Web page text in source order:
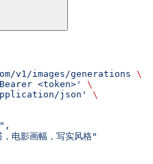
v1/images/generations \
<token>'
\
json'
\
电影画幅，写实风格"